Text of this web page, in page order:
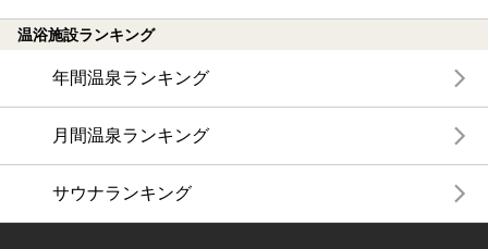
温浴施設ランキング
年間温泉ランキング
月間温泉ランキング
サウナランキング